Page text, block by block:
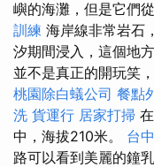
嶼的海灘，但是它們
訓練 海岸線非常岩石
汐期間浸入，這個地
並不是真正的開玩笑
桃園除白蟻公司 餐點
洗 貨運行 居家打掃
中，海拔210米。 台
路可以看到美麗的鐘